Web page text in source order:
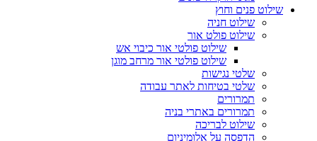
שילוט פנים וחוץ
שילוט חניה
שילוט פולט אור
שילוט פולטי אור כיבוי אש
שילוט פולטי אור מרחב מוגן
שלטי נגישות
שלטי בטיחות לאתר עבודה
תמרורים
תמרורים באתרי בניה
שילוט לבריכה
הדפסה על אלומיניום